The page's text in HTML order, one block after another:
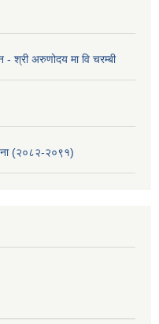
- श्री अरुणोदय मा वि चरम्बी
(२०८२-२०९१)